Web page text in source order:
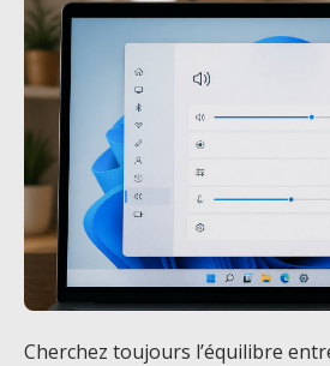
Cherchez toujours l’équilibre